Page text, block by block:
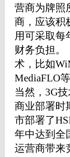
营商为牌照
商，应该积
用可采取每
财务负担
术，比如
MediaFLO
当然，3G
商业部署时
市部署了
年中达到全
运营商带来